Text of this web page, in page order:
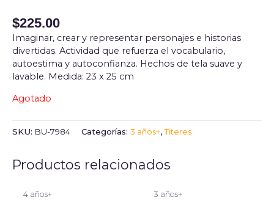
$225.00
Imaginar, crear y representar personajes e historias
divertidas. Actividad que refuerza el vocabulario,
autoestima y autoconfianza. Hechos de tela suave y
lavable. Medida: 23 x 25 cm
Agotado
SKU: BU-7984 Categorías: 3 años+,Titeres
Productos relacionados
4 años+ 3 años+